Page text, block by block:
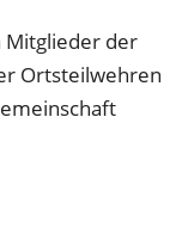
Mitglieder der
Ortsteilwehren